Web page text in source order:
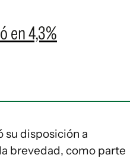
en 4,3%
su disposición a
brevedad, como parte